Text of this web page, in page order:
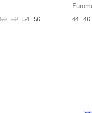
50 52 54 56
44
46